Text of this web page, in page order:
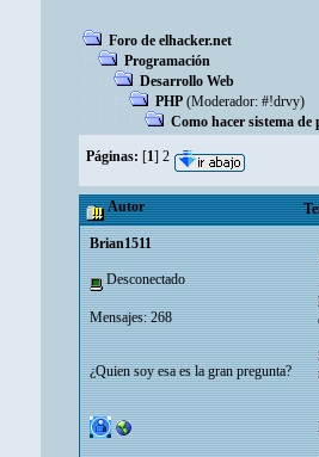
Foro de elhacker.net
Programación
Desarrollo Web
PHP (Moderador: #!drvy)
Como hacer sistema
Páginas: [1] 2
Autor
Brian1511
Desconectado
Mensajes: 268
¿Quien soy esa es la gran pregunta?